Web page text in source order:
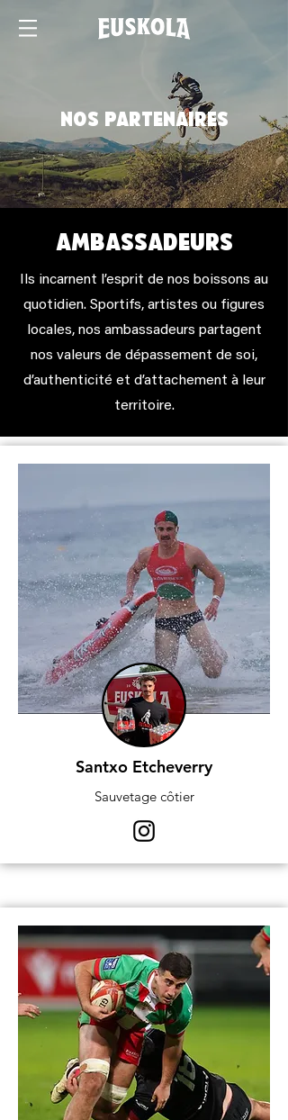
nos partenaires
ambassadeurs
Ils incarnent l’esprit de nos boissons au
quotidien. Sportifs, artistes ou figures
locales, nos ambassadeurs partagent
nos valeurs de dépassement de soi,
d’authenticité et d’attachement à leur
territoire.
Santxo Etcheverry
Sauvetage côtier